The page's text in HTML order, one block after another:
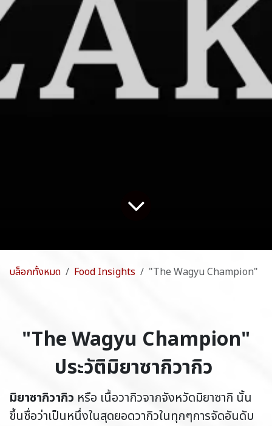
บล็อกทั้งหมด Food Insights "The Wagyu Champion"
"The Wagyu Champion"
ประวัติมิยาซากิวากิว
มิยาซากิวากิว หรือ เนื้อวากิวจากจังหวัดมิยาซากิ นั้น
ขึ้นชื่อว่าเป็นหนึ่งในสุดยอดวากิวในทุกๆการจัดอันดับ